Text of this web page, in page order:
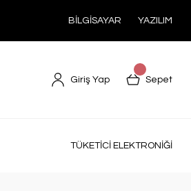
BİLGİSAYAR YAZILIM
Giriş Yap Sepet
TÜKETİCİ ELEKTRONİĞİ